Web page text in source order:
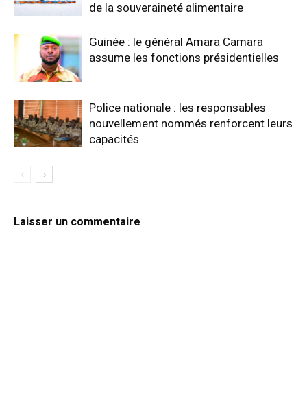
de la souveraineté alimentaire
Guinée : le général Amara Camara
assume les fonctions présidentielles
Police nationale : les responsables
nouvellement nommés renforcent leurs
capacités
Laisser un commentaire